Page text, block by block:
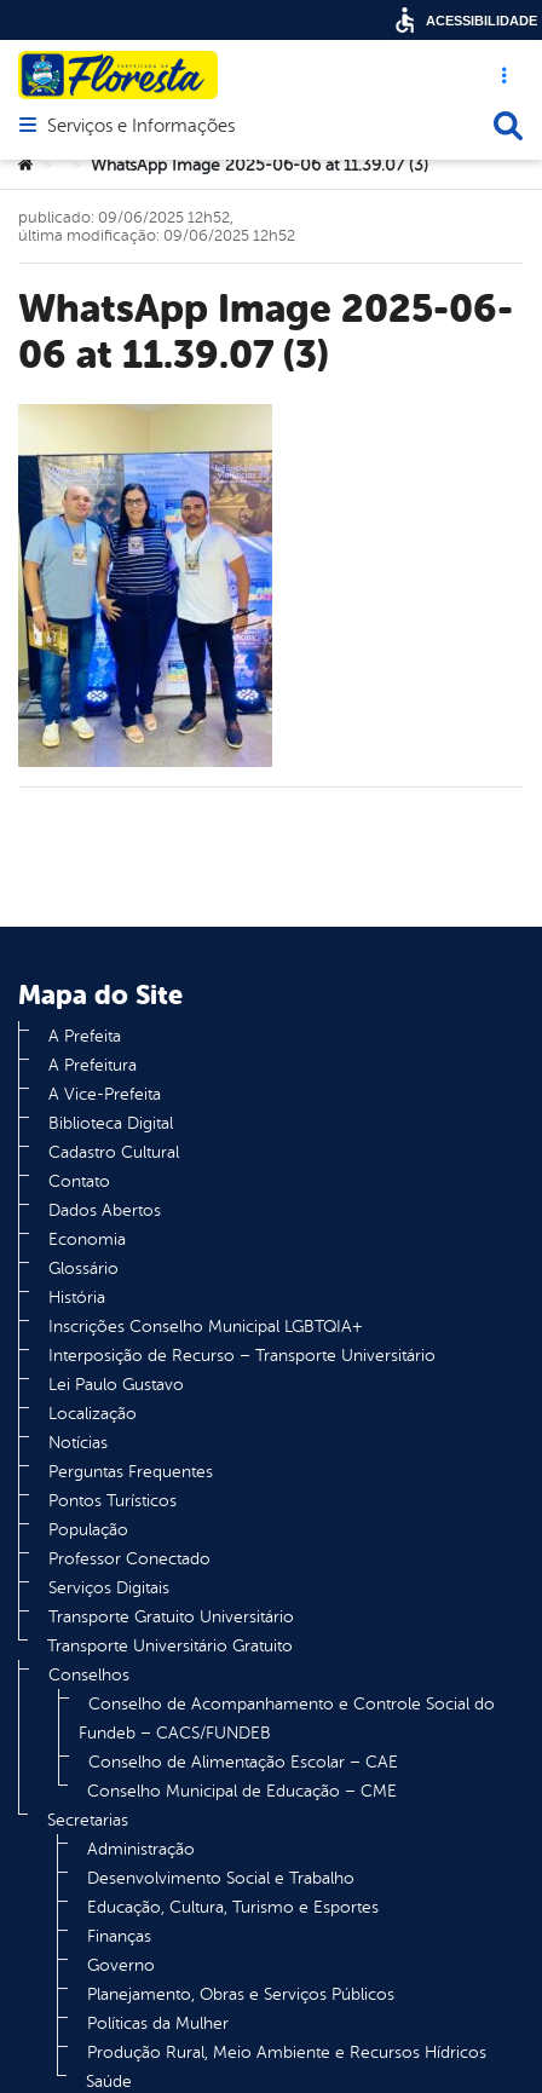
Acesso
Abrir menu principal de navegação
Serviços e Informações
Você está aqui:
> > WhatsApp Image 2025-06-06 at 11.39.07 (3)
WhatsApp Image 2025-06-
06 at 11.39.07 (3)
publicado: 09/06/2025 12h52,
última modificação: 09/06/2025 12h52
Mapa do Site
A Prefeita
A Prefeitura
A Vice-Prefeita
Biblioteca Digital
Cadastro Cultural
Contato
Dados Abertos
Economia
Glossário
História
Inscrições Conselho Municipal LGBTQIA+
Interposição de Recurso – Transporte Universitário
Lei Paulo Gustavo
Localização
Notícias
Perguntas Frequentes
Pontos Turísticos
População
Professor Conectado
Serviços Digitais
Transporte Gratuito Universitário
Transporte Universitário Gratuito
Conselhos
Conselho de Acompanhamento e Controle Social do
Fundeb – CACS/FUNDEB
Conselho de Alimentação Escolar – CAE
Conselho Municipal de Educação – CME
Secretarias
Administração
Desenvolvimento Social e Trabalho
Educação, Cultura, Turismo e Esportes
Finanças
Governo
Planejamento, Obras e Serviços Públicos
Políticas da Mulher
Produção Rural, Meio Ambiente e Recursos Hídricos
Saúde
ACESSIBILIDADE